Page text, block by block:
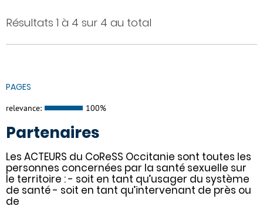
Résultats 1 à 4 sur 4 au total
PAGES
relevance: 100%
Partenaires
Les ACTEURS du CoReSS Occitanie sont toutes les
personnes concernées par la santé sexuelle sur
le territoire : - soit en tant qu’usager du système
de santé - soit en tant qu’intervenant de près ou
de